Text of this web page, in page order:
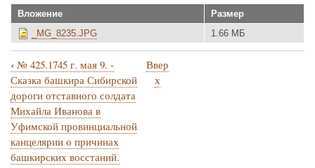
Вложение
Размер
_MG_8235.JPG
1.66 МБ
Перекрёстные
ссылки
книги
для
Башкирсие
‹ № 425.1745 г. мая 9. -
Сказка башкира Сибирской
дороги отставного солдата
Михайла Иванова в
Уфимской провинциальной
канцелярии о причинах
башкирских восстаний.
Ввер
х